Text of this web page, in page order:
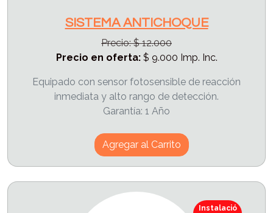
SISTEMA ANTICHOQUE
Precio: $ 12.000
Precio en oferta:$ 9.000 Imp. Inc.
Equipado con sensor fotosensible de reacción
inmediata y alto rango de detección.
Garantía: 1 Año
Agregar al Carrito
Instalació